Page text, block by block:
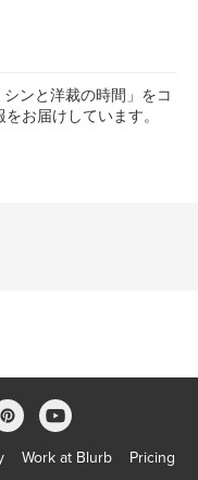
ンと洋裁の時間」をコ
お届けしています。
Work at Blurb Pricing